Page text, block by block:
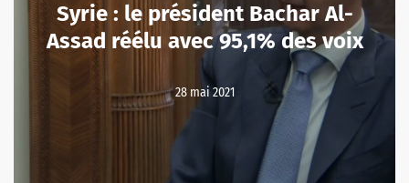
Syrie : le président Bachar Al-
Assad réélu avec 95,1% des voix
28 mai 2021